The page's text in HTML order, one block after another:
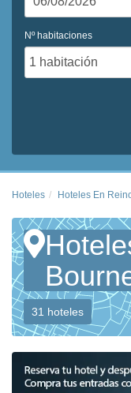
Nº habitaciones
Hoteles Hoteles En
31 hoteles